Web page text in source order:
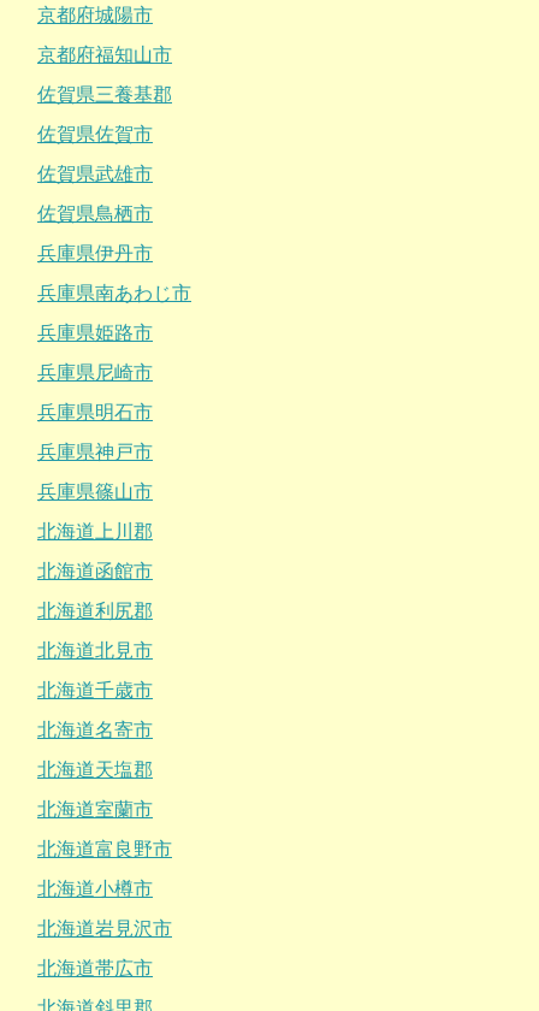
京都府城陽市
京都府福知山市
佐賀県三養基郡
佐賀県佐賀市
佐賀県武雄市
佐賀県鳥栖市
兵庫県伊丹市
兵庫県南あわじ市
兵庫県姫路市
兵庫県尼崎市
兵庫県明石市
兵庫県神戸市
兵庫県篠山市
北海道上川郡
北海道函館市
北海道利尻郡
北海道北見市
北海道千歳市
北海道名寄市
北海道天塩郡
北海道室蘭市
北海道富良野市
北海道小樽市
北海道岩見沢市
北海道帯広市